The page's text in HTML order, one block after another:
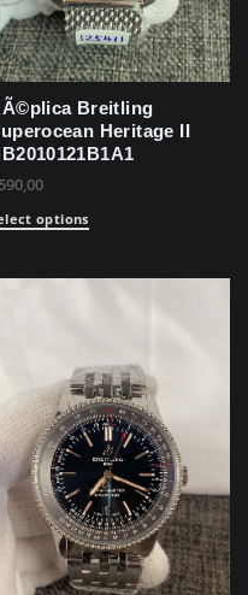
Breitling
Heritage II
590,00
options